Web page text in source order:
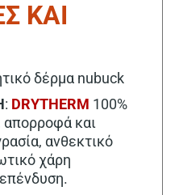
ΚΑΙ
δέρμα nubuck
: DRYTHERM 100%
απορροφά και
ανθεκτικό
χάρη
επένδυση.